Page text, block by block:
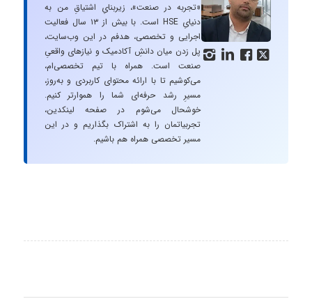
   
«تجربه در صنعت»، زیربنایِ اشتیاقِ من به
دنیایِ HSE است. با بیش از ۱۳ سال فعالیت
اجرایی و تخصصی، هدفم در این وب‌سایت،
پل زدن میان دانشِ آکادمیک و نیازهای واقعیِ
صنعت است. همراه با تیم تخصصی‌ام،
می‌کوشیم تا با ارائه محتوای کاربردی و به‌روز،
مسیرِ رشد حرفه‌ای شما را هموارتر کنیم.
خوشحال می‌شوم در صفحه لینکدین،
تجربیاتمان را به اشتراک بگذاریم و در این
مسیر تخصصی همراه هم باشیم.